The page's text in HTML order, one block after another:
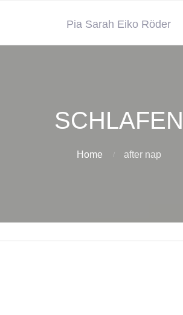
Pia Sarah Eiko Röder
SCHLAFEN
Home after nap